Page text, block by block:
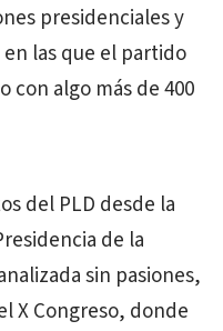
presidenciales y
las que el partido
con algo más de 400
del PLD desde la
de la
sin pasiones,
X Congreso, donde